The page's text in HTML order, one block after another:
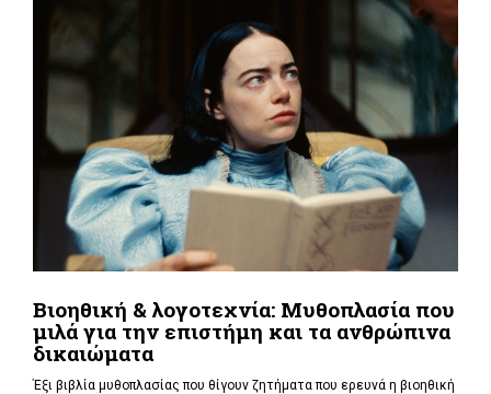
Βιοηθική & λογοτεχνία: Μυθοπλασία που
μιλά για την επιστήμη και τα ανθρώπινα
δικαιώματα
Έξι βιβλία μυθοπλασίας που θίγουν ζητήματα που ερευνά η βιοηθική